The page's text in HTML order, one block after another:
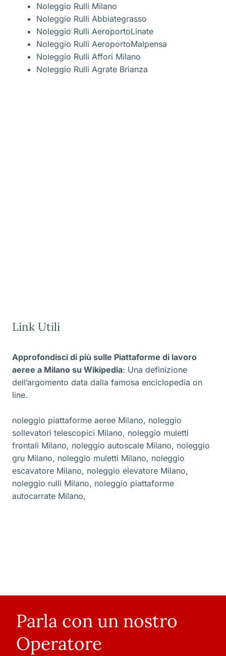
Noleggio Rulli Milano
Noleggio Rulli Abbiategrasso
Noleggio Rulli AeroportoLinate
Noleggio Rulli AeroportoMalpensa
Noleggio Rulli Affori Milano
Noleggio Rulli Agrate Brianza
Link Utili
Approfondisci di più sulle Piattaforme di lavoro
aeree a Milano su Wikipedia: Una definizione
dell’argomento data dalla famosa enciclopedia on
line.
noleggio piattaforme aeree Milano, noleggio
sollevatori telescopici Milano, noleggio muletti
frontali Milano, noleggio autoscale Milano, noleggio
gru Milano, noleggio muletti Milano, noleggio
escavatore Milano, noleggio elevatore Milano,
noleggio rulli Milano, noleggio piattaforme
autocarrate Milano,
Parla con un nostro
Operatore